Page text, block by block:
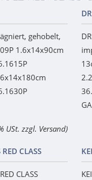
gehobelt,
1.6x14x90cm
USt. zzgl. Versand)
CLASS
CLASS